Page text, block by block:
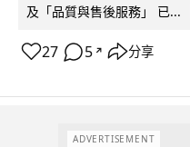
及「品質與售後服務」 已...
27 5 ↗ 分享
ADVERTISEMENT